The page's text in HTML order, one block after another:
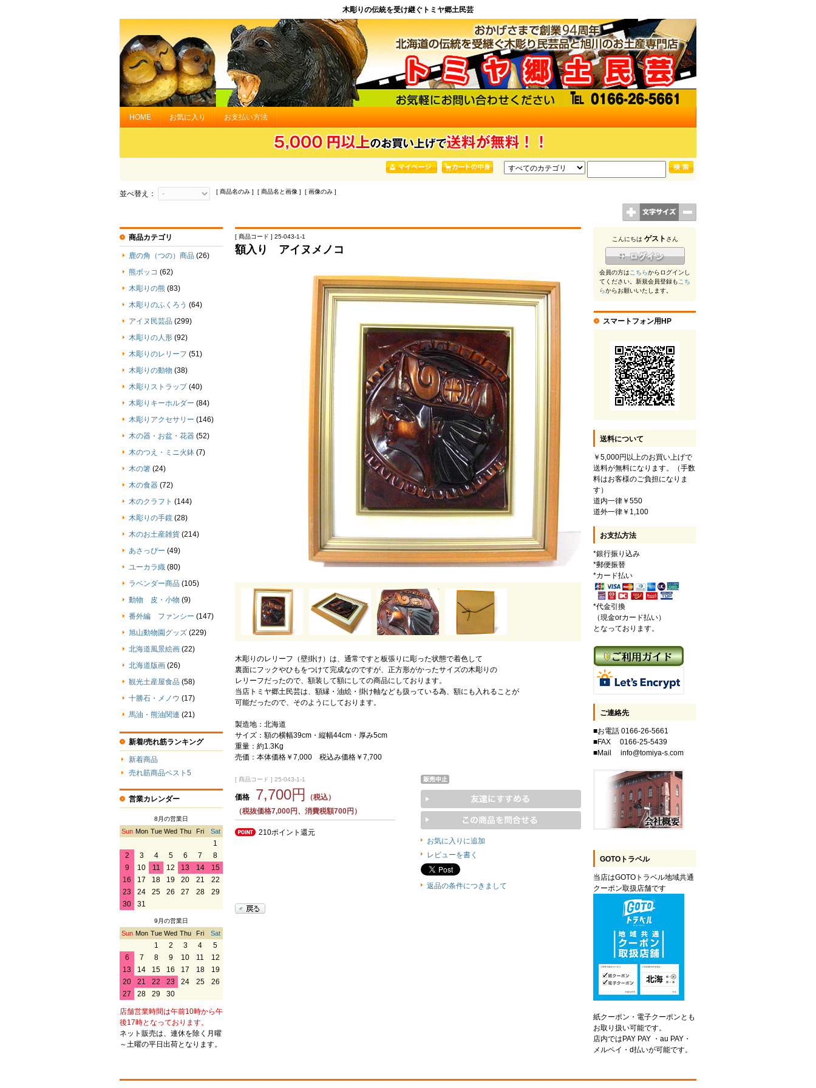
木彫りの伝統を受け継ぐトミヤ郷土民芸
HOME お気に入り お支払い方法
並べ替え： [ 商品名のみ ] [ 商品名と画像 ] [ 画像のみ ]
[ 商品コード ] 25-043-1-1
額入り アイヌメノコ
木彫りのレリーフ（壁掛け）は、通常ですと板張りに彫った状態で着色して
裏面にフックやひもをつけて完成なのですが、正方形がかったサイズの木彫りの
レリーフだったので、額装して額にしての商品にしております。
当店トミヤ郷土民芸は、額縁・油絵・掛け軸なども扱っている為、額にも入れることが
可能だったので、そのようにしております。
製造地：北海道
サイズ：額の横幅39cm・縦幅44cm・厚み5cm
重量：約1.3Kg
売価：本体価格￥7,000 税込み価格￥7,700
[ 商品コード ] 25-043-1-1
価格 7,700円
（税込）
（税抜価格7,000円、消費税額700円）
210ポイント還元
お気に入りに追加
レビューを書く
返品の条件につきまして
商品カテゴリ
鹿の角（つの）商品 (26)
熊ボッコ (62)
木彫りの熊 (83)
木彫りのふくろう (64)
アイヌ民芸品 (299)
木彫りの人形 (92)
木彫りのレリーフ (51)
木彫りの動物 (38)
木彫りストラップ (40)
木彫りキーホルダー (84)
木彫りアクセサリー (146)
木の器・お盆・花器 (52)
木のつえ・ミニ火鉢 (7)
木の箸 (24)
木の食器 (72)
木のクラフト (144)
木彫りの手鏡 (28)
木のお土産雑貨 (214)
あさっぴー (49)
ユーカラ織 (80)
ラベンダー商品 (105)
動物 皮・小物 (9)
番外編 ファンシー (147)
旭山動物園グッズ (229)
北海道風景絵画 (22)
北海道版画 (26)
観光土産屋食品 (58)
十勝石・メノウ (17)
馬油・熊油関連 (21)
新着/売れ筋ランキング
新着商品
売れ筋商品ベスト5
営業カレンダー
8月の営業日
Sun Mon Tue Wed Thu Fri Sat
1
2
3 4 5 6 7
8
9
10 11 12 13 14
15
16
17 18 19 20 21
22
23
24 25 26 27 28
29
30
31
9月の営業日
Sun Mon Tue Wed Thu Fri Sat
1 2 3 4
5
6
7 8 9 10 11
12
13
14 15 16 17 18
19
20
21 22 23 24 25
26
27
28 29 30
店舗営業時間は午前10時から午
後17時となっております。
ネット販売は、連休を除く月曜
～土曜の平日出荷となります。
こんにちは ゲスト さん
会員の方はこちらからログインし
てください。新規会員登録もこち
らからお願いいたします。
スマートフォン用HP
送料について
￥5,000円以上のお買い上げで
送料が無料になります。（手数
料はお客様のご負担になりま
す）
道内一律￥550
道外一律￥1,100
お支払方法
*銀行振り込み
*郵便振替
*カード払い
*代金引換
（現金orカード払い）
となっております。
ご連絡先
■お電話 0166-26-5661
■FAX 0166-25-5439
■Mail info@tomiya-s.com
GOTOトラベル
当店はGOTOトラベル地域共通
クーポン取扱店舗です
紙クーポン・電子クーポンとも
お取り扱い可能です。
店内ではPAY PAY ・au PAY・
メルペイ・d払いが可能です。